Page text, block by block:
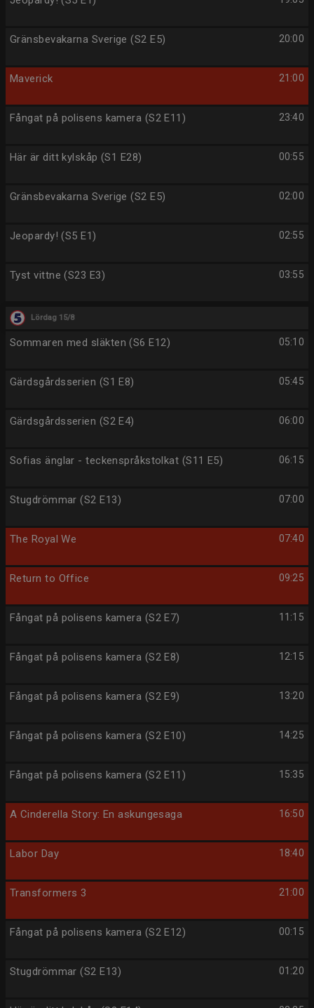
20:00
Gränsbevakarna Sverige (S2 E5)
21:00
Maverick
23:40
Fångat på polisens kamera (S2 E11)
00:55
Här är ditt kylskåp (S1 E28)
02:00
Gränsbevakarna Sverige (S2 E5)
02:55
Jeopardy! (S5 E1)
03:55
Tyst vittne (S23 E3)
Lördag 15/8
05:10
Sommaren med släkten (S6 E12)
05:45
Gärdsgårdsserien (S1 E8)
06:00
Gärdsgårdsserien (S2 E4)
06:15
Sofias änglar - teckenspråkstolkat (S11 E5)
07:00
Stugdrömmar (S2 E13)
07:40
The Royal We
09:25
Return to Office
11:15
Fångat på polisens kamera (S2 E7)
12:15
Fångat på polisens kamera (S2 E8)
13:20
Fångat på polisens kamera (S2 E9)
14:25
Fångat på polisens kamera (S2 E10)
15:35
Fångat på polisens kamera (S2 E11)
16:50
A Cinderella Story: En askungesaga
18:40
Labor Day
21:00
Transformers 3
00:15
Fångat på polisens kamera (S2 E12)
01:20
Stugdrömmar (S2 E13)